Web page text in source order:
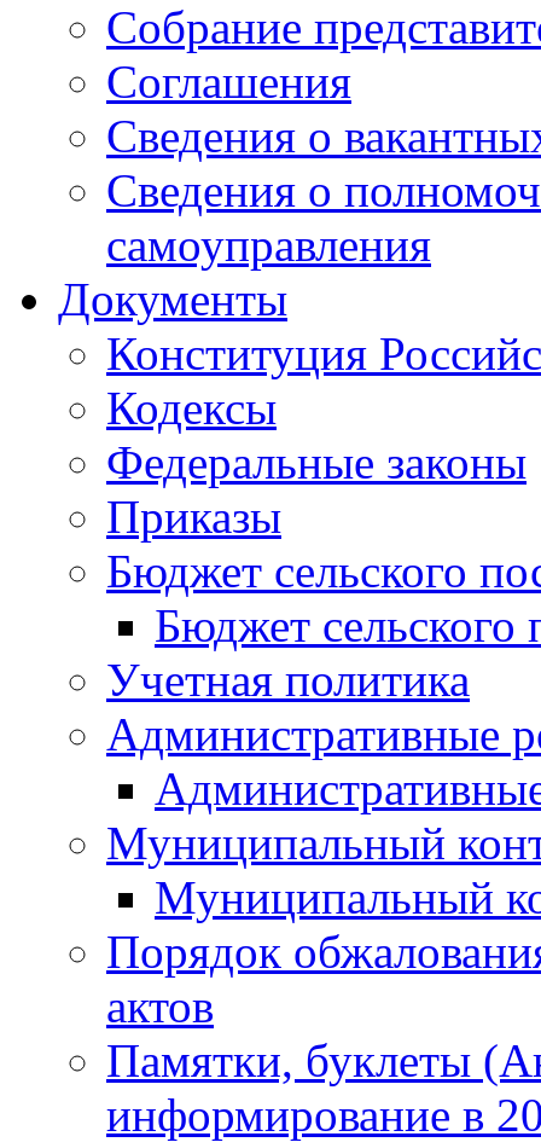
Собрание
Соглашения
Сведения о
Сведения о
самоуправления
Документы
Конституция
Кодексы
Федеральные законы
Приказы
Бюджет сельского
Бюджет сельского
Учетная политика
Административные
Муниципальный
Муниципальный
Порядок
актов
Памятки, буклеты
информирование в